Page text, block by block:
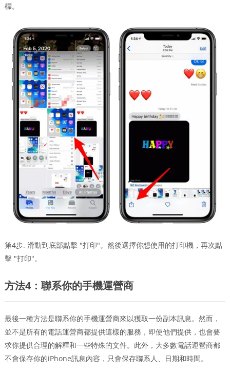
標。
第4步. 滑動到底部點擊 "打印"。然後選擇你想使用的打印機，再次點
擊 "打印"。
方法4：聯系你的手機運營商
最後一種方法是聯系你的手機運營商來以獲取一份副本訊息。然而，
並不是所有的電話運營商都提供這樣的服務，即使他們提供，也會要
求你提供合理的解釋和一些特殊的文件。此外，大多數電話運營商都
不會保存你的iPhone訊息內容，只會保存聯系人、日期和時間。